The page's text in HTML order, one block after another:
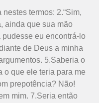
termos: 2.“Sim,
ainda que sua mão
eu encontrá-lo
de Deus a minha
5.Saberia o
o que ele teria para me
prepotência? Não!
mim. 7.Seria então